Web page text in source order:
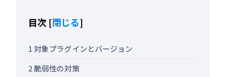
目次 [閉じる]
1 対象プラグインとバージョン
2 脆弱性の対策